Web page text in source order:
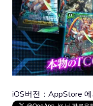
iOS버전： AppStore